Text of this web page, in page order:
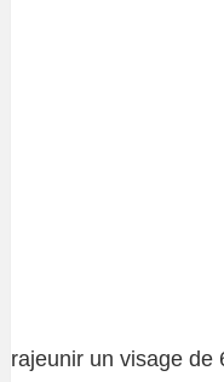
rajeunir un visage de